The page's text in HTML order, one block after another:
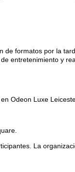
formatos por la
entretenimiento y
Odeon Luxe
La